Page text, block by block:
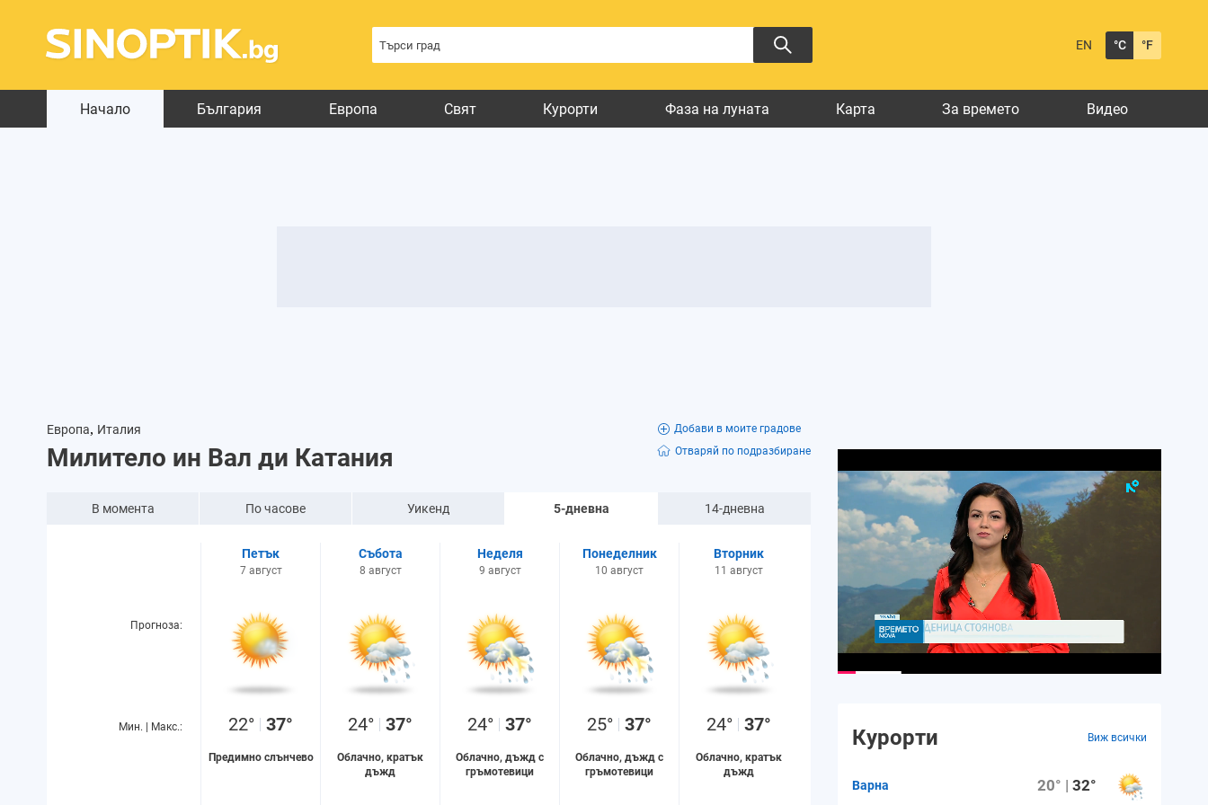
EN °C °F
Начало България Европа Свят Курорти Фаза на луната Карта За времето Видео
Европа, Италия
Милитело ин Вал ди Катания
Добави в моите градове
Отваряй по подразбиране
В момента По часове Уикенд 5-дневна 14-дневна
Прогноза:
Мин. | Макс.:
Петък
7 август
22° 37°
Предимно слънчево
Събота
8 август
24° 37°
Облачно, кратък
дъжд
Неделя
9 август
24° 37°
Облачно, дъжд с
гръмотевици
Понеделник
10 август
25° 37°
Облачно, дъжд с
гръмотевици
Вторник
11 август
24° 37°
Облачно, кратък
дъжд
Курорти Виж всички
Варна 20° |32°